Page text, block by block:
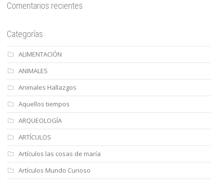
Comentarios recientes
Categorías
ALIMENTACIÓN
ANIMALES
Animales Hallazgos
Aquellos tiempos
ARQUEOLOGÍA
ARTÍCULOS
Artículos las cosas de maría
Artículos Mundo Curioso